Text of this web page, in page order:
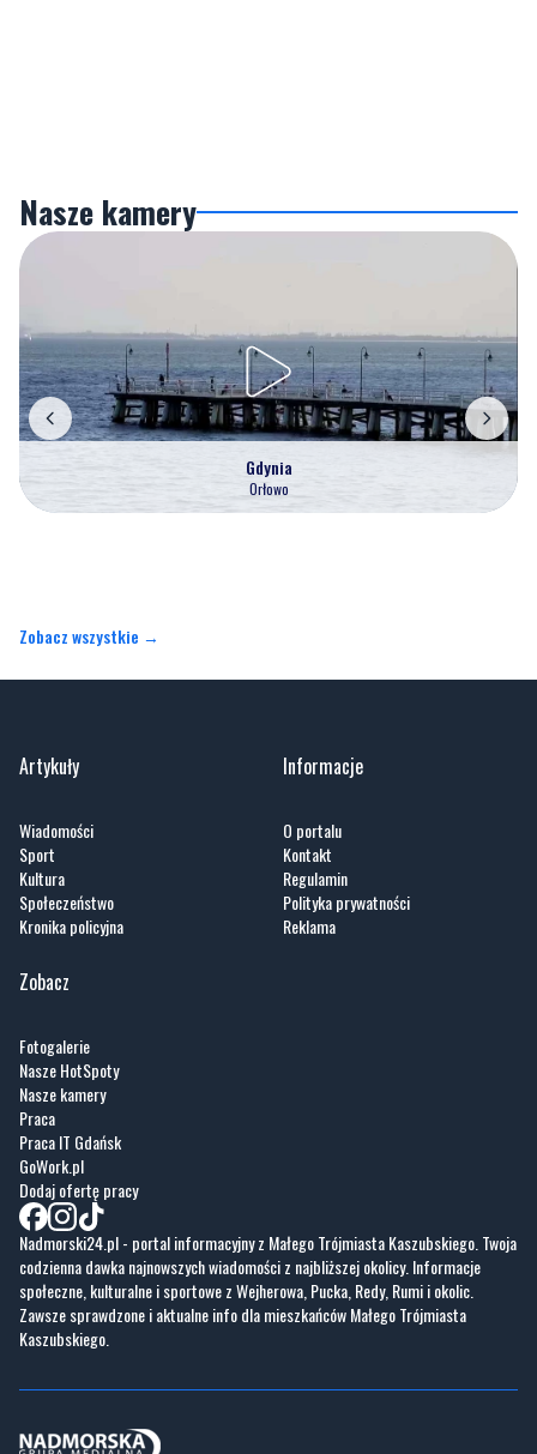
Nasze kamery
Gdynia
Orłowo
Zobacz wszystkie →
Artykuły
Wiadomości
Sport
Kultura
Społeczeństwo
Kronika policyjna
Informacje
O portalu
Kontakt
Regulamin
Polityka prywatności
Reklama
Zobacz
Fotogalerie
Nasze HotSpoty
Nasze kamery
Praca
Praca IT Gdańsk
GoWork.pl
Dodaj ofertę pracy
Nadmorski24.pl - portal informacyjny z Małego Trójmiasta Kaszubskiego. Twoja
codzienna dawka najnowszych wiadomości z najbliższej okolicy. Informacje
społeczne, kulturalne i sportowe z Wejherowa, Pucka, Redy, Rumi i okolic.
Zawsze sprawdzone i aktualne info dla mieszkańców Małego Trójmiasta
Kaszubskiego.